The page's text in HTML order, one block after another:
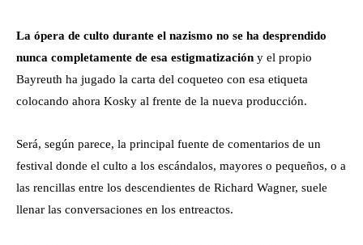
La ópera de culto durante el nazismo no se ha desprendido
nunca completamente de esa estigmatización y el propio
Bayreuth ha jugado la carta del coqueteo con esa etiqueta
colocando ahora Kosky al frente de la nueva producción.
Será, según parece, la principal fuente de comentarios de un
festival donde el culto a los escándalos, mayores o pequeños, o a
las rencillas entre los descendientes de Richard Wagner, suele
llenar las conversaciones en los entreactos.